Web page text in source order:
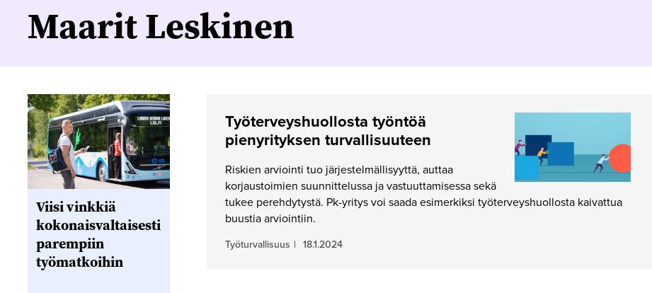
Maarit Leskinen
Työterveyshuollosta työntöä
pienyrityksen turvallisuuteen
Riskien arviointi tuo järjestelmällisyyttä, auttaa
korjaustoimien suunnittelussa ja vastuuttamisessa sekä
tukee perehdytystä. Pk-yritys voi saada esimerkiksi työterveyshuollosta kaivattua
buustia arviointiin.
Työturvallisuus | 18.1.2024
Viisi vinkkiä
kokonaisvaltaisesti
parempiin
työmatkoihin